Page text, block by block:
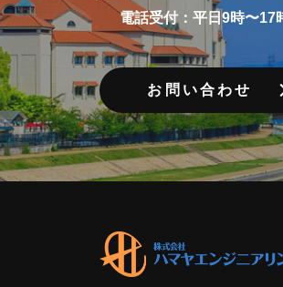
電話受付：平日9時〜17
お問い合わせ